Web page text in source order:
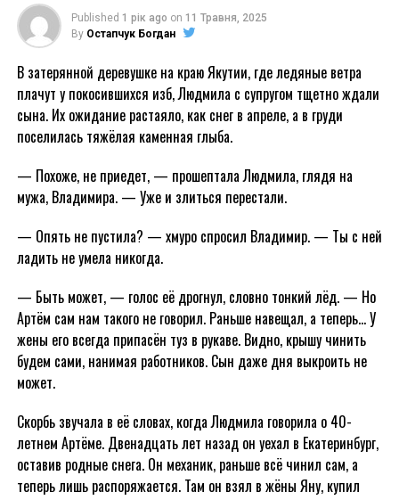
Published 1 рік ago on 11 Травня, 2025
By Остапчук Богдан
В затерянной деревушке на краю Якутии, где ледяные ветра
плачут у покосившихся изб, Людмила с супругом тщетно ждали
сына. Их ожидание растаяло, как снег в апреле, а в груди
поселилась тяжёлая каменная глыба.
— Похоже, не приедет, — прошептала Людмила, глядя на
мужа, Владимира. — Уже и злиться перестали.
— Опять не пустила? — хмуро спросил Владимир. — Ты с ней
ладить не умела никогда.
— Быть может, — голос её дрогнул, словно тонкий лёд. — Но
Артём сам нам такого не говорил. Раньше навещал, а теперь… У
жены его всегда припасён туз в рукаве. Видно, крышу чинить
будем сами, нанимая работников. Сын даже дня выкроить не
может.
Скорбь звучала в её словах, когда Людмила говорила о 40-
летнем Артёме. Двенадцать лет назад он уехал в Екатеринбург,
оставив родные снега. Он механик, раньше всё чинил сам, а
теперь лишь распоряжается. Там он взял в жёны Яну, купил